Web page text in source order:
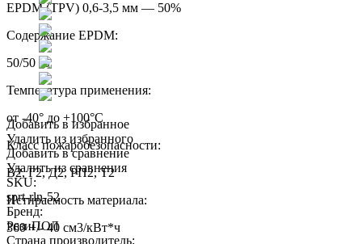
EPDM (TPV) 0,6-3,5 мм — 50%
Содержание EPDM:
50/50 %
Температура применения:
от -40° до +100°С
Класс пожаробезопасности:
В2, Г2, Д2, РП2, Т2
Истираемость материала:
360 +/- 40 см3/кВт*ч
Добавить в избранное
Удалить из избранного
Добавить в сравнение
Удалить из сравнения
SKU:
sprt-rln-52
Бренд:
РезиПОЛ
Страна производитель: